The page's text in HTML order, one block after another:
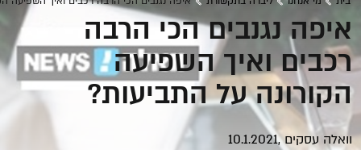
איפה נגנבים הכי הרבה
רכבים ואיך השפיעה
הקורונה על התביעות?
וואלה עסקים ,10.1.2021